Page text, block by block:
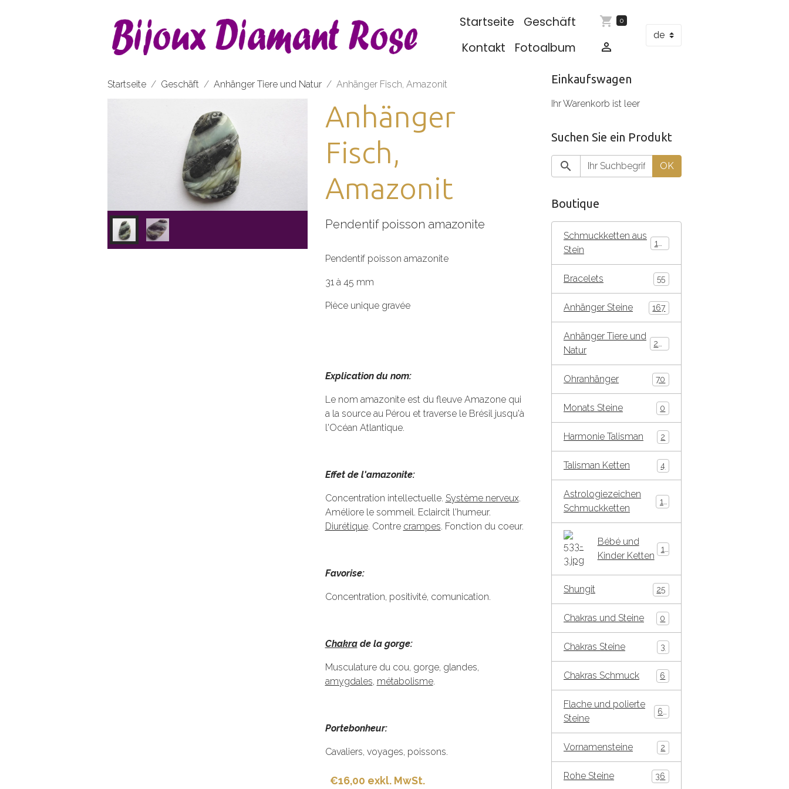
Startseite
Geschäft
Kontakt
Fotoalbum
0
Startseite Geschäft Anhänger Tiere und Natur Anhänger Fisch, Amazonit
Anhänger
Fisch,
Amazonit
Pendentif poisson amazonite
Pendentif poisson amazonite
31 à 45 mm
Pièce unique gravée
Explication du nom:
Le nom amazonite est du fleuve Amazone qui
a la source au Pérou et traverse le Brésil jusqu'à
l'Océan Atlantique.
Effet de l'amazonite:
Concentration intellectuelle. Système nerveux.
Améliore le sommeil. Eclaircit l'humeur.
Diurétique. Contre crampes. Fonction du coeur.
Favorise:
Concentration, positivité, comunication.
Chakrade la gorge:
Musculature du cou, gorge, glandes,
amygdales, métabolisme.
Portebonheur:
Cavaliers, voyages, poissons.
€16,00 exkl. MwSt.
Einkaufswagen
Ihr Warenkorb ist leer
Suchen Sie ein Produkt
OK
Boutique
Schmuckketten aus
Stein
Bracelets 55
Anhänger Steine 167
Anhänger Tiere und
Natur
Ohranhänger 70
Monats Steine 0
Harmonie Talisman 2
Talisman Ketten 4
Astrologiezeichen
Schmuckketten
Bébé und
Kinder Ketten
Shungit 25
Chakras und Steine 0
Chakras Steine 3
Chakras Schmuck 6
Flache und polierte
Steine
Vornamensteine 2
Rohe Steine 36